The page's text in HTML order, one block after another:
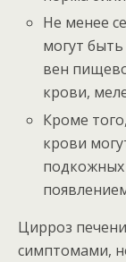
Не менее
могут
вен
крови,
Кроме
крови
Цирроз
симптомами,